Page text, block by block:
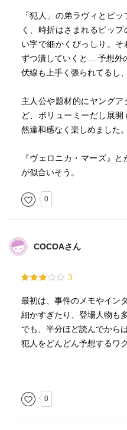
「犯人」の弟ラヴィとピ
く、時折はさまれるピッ
い字で細かくびっしり。
ずつ潰していくと… 予想外
伏線も上手く張られてるし
主人公や題材的にヤング
ど、ボリューミーだし展
然違和感なく楽しめました。
『ヴェロニカ・マーズ』
が似合いそう。
0
COCOAさん
3
最初は、事件のメモやイン
細かすぎたり、登場人物も
でも、半分ほど読んでから
犯人をどんどん予想するワ
0